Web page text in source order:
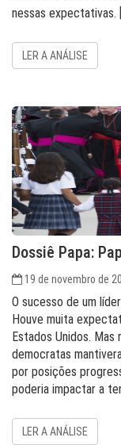
nessas expectativas.
LER A ANÁLISE
Dossiê Papa:
19 de novembro de
O sucesso de um
Houve muita
Estados Unidos.
democratas
por posições
poderia impactar a
LER A ANÁLISE